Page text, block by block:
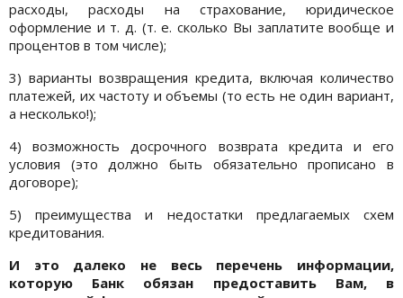
расходы, расходы на страхование, юридическое
оформление и т. д. (т. е. сколько Вы заплатите вообще и
процентов в том числе);
3) варианты возвращения кредита, включая количество
платежей, их частоту и объемы (то есть не один вариант,
а несколько!);
4) возможность досрочного возврата кредита и его
условия (это должно быть обязательно прописано в
договоре);
5) преимущества и недостатки предлагаемых схем
кредитования.
И это далеко не весь перечень информации,
которую Банк обязан предоставить Вам, в